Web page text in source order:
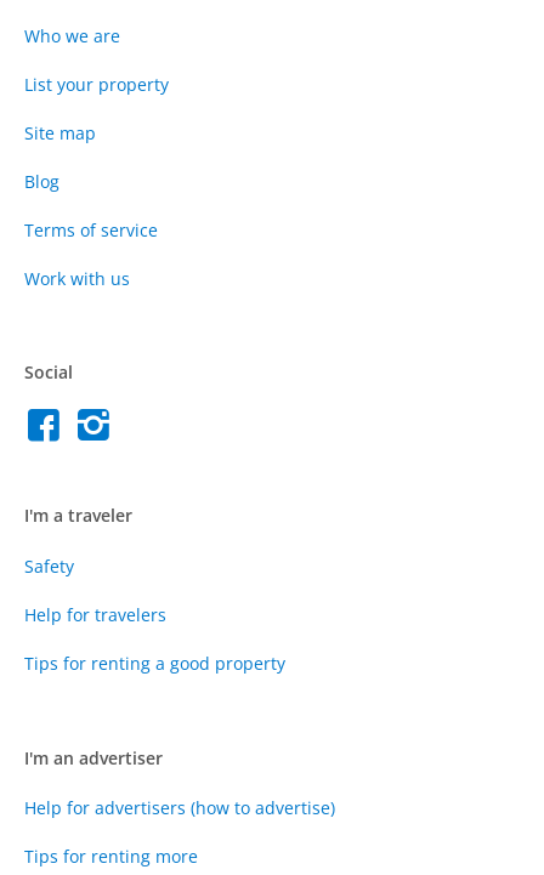
Who we are
List your property
Site map
Blog
Terms of service
Work with us
Social
I'm a traveler
Safety
Help for travelers
Tips for renting a good property
I'm an advertiser
Help for advertisers (how to advertise)
Tips for renting more